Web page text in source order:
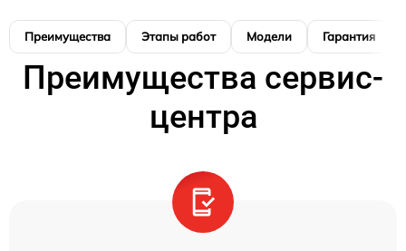
Преимущества Этапы работ Модели Гарантия
Преимущества сервис-
центра